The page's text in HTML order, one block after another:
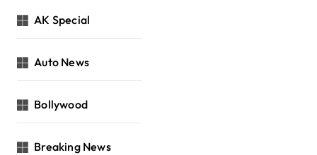
AK Special
Auto News
Bollywood
Breaking News